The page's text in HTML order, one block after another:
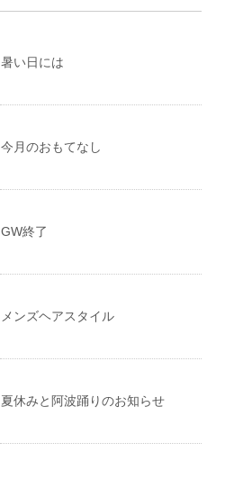
暑い日には
今月のおもてなし
GW終了
メンズヘアスタイル
夏休みと阿波踊りのお知らせ